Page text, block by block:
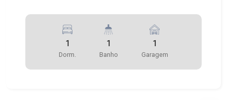
1
Dorm.
1
Banho
1
Garagem